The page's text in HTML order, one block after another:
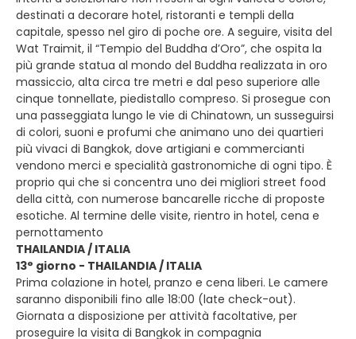
destinati a decorare hotel, ristoranti e templi della
capitale, spesso nel giro di poche ore. A seguire, visita del
Wat Traimit, il “Tempio del Buddha d’Oro”, che ospita la
più grande statua al mondo del Buddha realizzata in oro
massiccio, alta circa tre metri e dal peso superiore alle
cinque tonnellate, piedistallo compreso. Si prosegue con
una passeggiata lungo le vie di Chinatown, un susseguirsi
di colori, suoni e profumi che animano uno dei quartieri
più vivaci di Bangkok, dove artigiani e commercianti
vendono merci e specialità gastronomiche di ogni tipo. È
proprio qui che si concentra uno dei migliori street food
della città, con numerose bancarelle ricche di proposte
esotiche. Al termine delle visite, rientro in hotel, cena e
pernottamento
THAILANDIA / ITALIA
13° giorno - THAILANDIA / ITALIA
Prima colazione in hotel, pranzo e cena liberi. Le camere
saranno disponibili fino alle 18:00 (late check-out).
Giornata a disposizione per attività facoltative, per
proseguire la visita di Bangkok in compagnia